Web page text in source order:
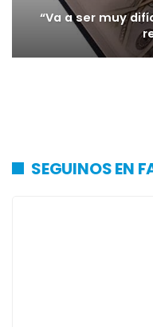
“Va a ser muy
SEGUINOS EN